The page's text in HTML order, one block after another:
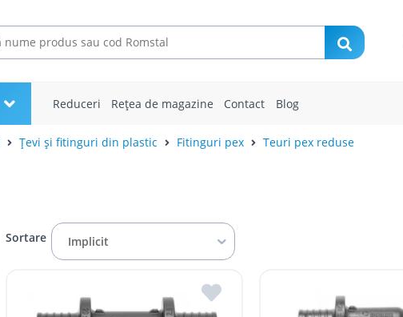
Reduceri Rețea de magazine Contact Blog
Țevi și fitinguri din plastic Fitinguri pex Teuri pex reduse
Sortare Implicit